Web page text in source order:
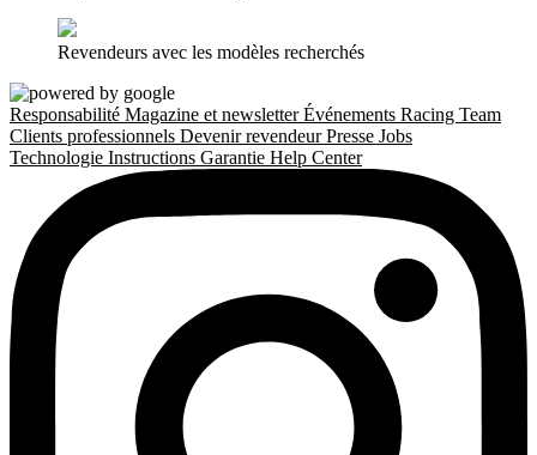
Revendeurs avec les modèles recherchés
Responsabilité Magazine et newsletterÉvénements Racing Team
Clients professionnels Devenir revendeurPresse Jobs
Technologie Instructions Garantie Help Center